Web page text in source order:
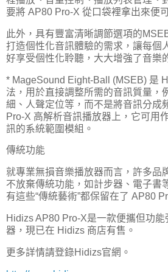
要將 AP80 Pro-X 從口袋裡拿出來便
此外，具有豐富清晰調節選項的
打造個性化音訊體驗的需求，讓每個
好享受個性化聆聽，大大增強了音樂
* MageSound Eight-Ball (MSEB) 是
法，用於直接調整所需的音訊質量，
細、人聲定位等，而不是將音訊分成
Pro-X 高解析音訊播放器上，它可用
訊的系統範圍模組。
傳統功能
就專業無損音樂播放器而言，許多品
不放棄傳統功能，如計步器、電子書
有這些“傳統藝術”都保留在了 AP80
Hidizs AP80 Pro-X是一款便攜但功
器，現已在 Hidizs 商店有售。
更多詳情請登錄Hidizs官網。